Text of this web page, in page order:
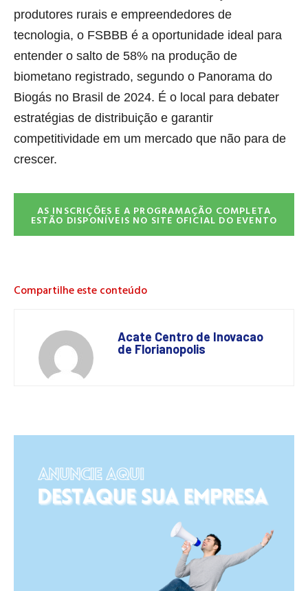
produtores rurais e empreendedores de
tecnologia, o FSBBB é a oportunidade ideal para
entender o salto de 58% na produção de
biometano registrado, segundo o Panorama do
Biogás no Brasil de 2024. É o local para debater
estratégias de distribuição e garantir
competitividade em um mercado que não para de
crescer.
AS INSCRIÇÕES E A PROGRAMAÇÃO COMPLETA
ESTÃO DISPONÍVEIS NO SITE OFICIAL DO EVENTO
Compartilhe este conteúdo
Acate Centro de Inovacao
de Florianopolis